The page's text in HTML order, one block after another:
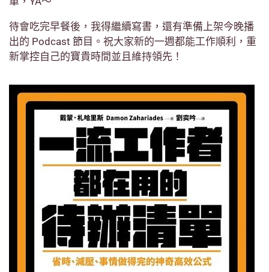
待會吃完早餐後，我得繼續寫書，還有準備上架今晚播
出的 Podcast 節目。祝大家新的一週都能工作順利，重
新掌控自己的寶貴時間並且維持領先！